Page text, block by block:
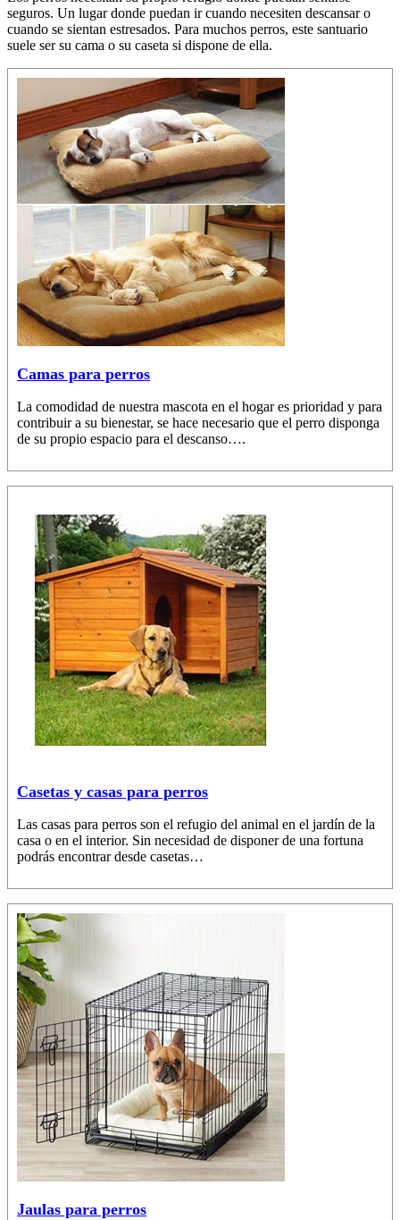
seguros. Un lugar donde puedan ir cuando necesiten descansar o
cuando se sientan estresados. Para muchos perros, este santuario
suele ser su cama o su caseta si dispone de ella.
Camas para perros
La comodidad de nuestra mascota en el hogar es prioridad y para
contribuir a su bienestar, se hace necesario que el perro disponga
de su propio espacio para el descanso….
Casetas y casas para perros
Las casas para perros son el refugio del animal en el jardín de la
casa o en el interior. Sin necesidad de disponer de una fortuna
podrás encontrar desde casetas…
Jaulas para perros